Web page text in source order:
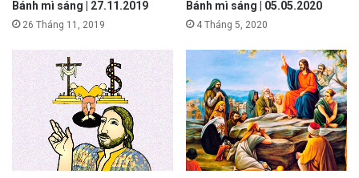
Bánh mì sáng | 27.11.2019
26 Tháng 11, 2019
Bánh mì sáng | 05.05.2020
4 Tháng 5, 2020